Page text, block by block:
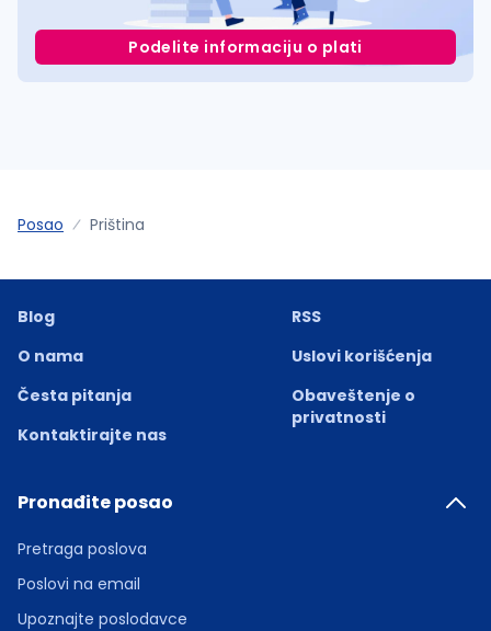
Podelite informaciju o plati
Posao Priština
Blog
O nama
Česta pitanja
Kontaktirajte nas
RSS
Uslovi korišćenja
Obaveštenje o
privatnosti
Pronađite posao
Pretraga poslova
Poslovi na email
Upoznajte poslodavce